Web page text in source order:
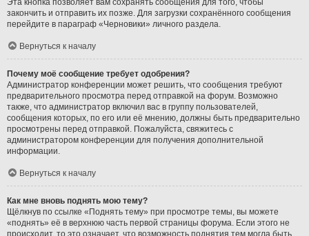
Эта кнопка позволяет вам сохранять сообщения для того, чтобы
закончить и отправить их позже. Для загрузки сохранённого сообщения
перейдите в параграф «Черновики» личного раздела.
Вернуться к началу
Почему моё сообщение требует одобрения?
Администратор конференции может решить, что сообщения требуют
предварительного просмотра перед отправкой на форум. Возможно
также, что администратор включил вас в группу пользователей,
сообщения которых, по его или её мнению, должны быть предварительно
просмотрены перед отправкой. Пожалуйста, свяжитесь с
администратором конференции для получения дополнительной
информации.
Вернуться к началу
Как мне вновь поднять мою тему?
Щёлкнув по ссылке «Поднять тему» при просмотре темы, вы можете
«поднять» её в верхнюю часть первой страницы форума. Если этого не
происходит, то это означает, что возможность поднятия тем могла быть